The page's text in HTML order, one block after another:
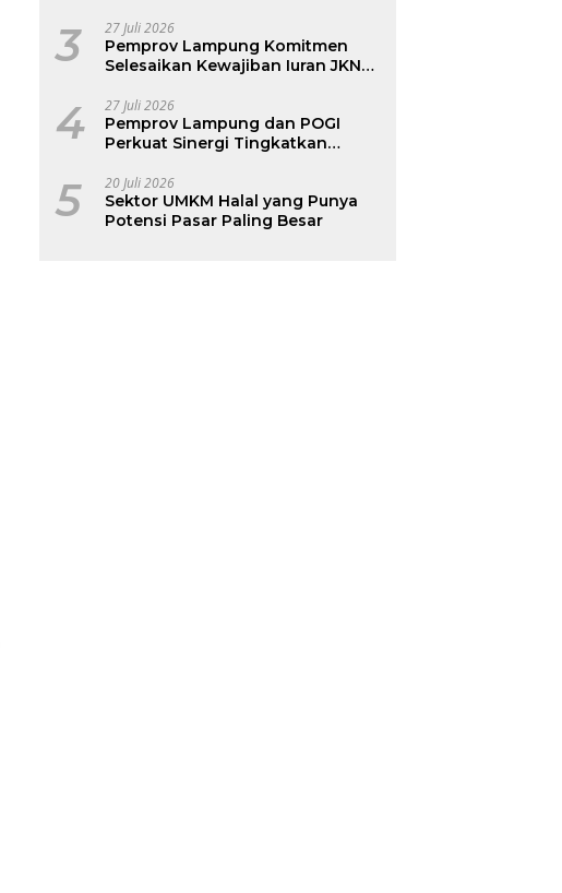
3 27 Juli 2026
Pemprov Lampung Komitmen
Selesaikan Kewajiban Iuran JKN
Kepesertaan BPJS Kesehatan
4 27 Juli 2026
Pemprov Lampung dan POGI
Perkuat Sinergi Tingkatkan
5 20 Juli 2026
Sektor UMKM Halal yang Punya
Potensi Pasar Paling Besar